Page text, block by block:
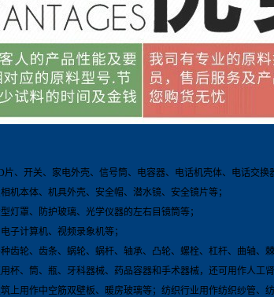
片、开关、家电外壳、信号筒、电容器、电话机壳体、电话交
机本体、机具外壳、安全帽、潜水镜、安全镜片等；
灯罩、防护玻璃、光学仪器的左右目镜筒等；
子计算机、视频录象机等；
齿轮、齿条、蜗轮、蜗杆、轴承、凸轮、螺栓、杠杆、曲轴、
杯、筒、瓶、牙科器械、药品容器和手术器械，还可用作人工
上用作中空筋双壁板、暖房玻璃等；纺织行业用作纺织纱管